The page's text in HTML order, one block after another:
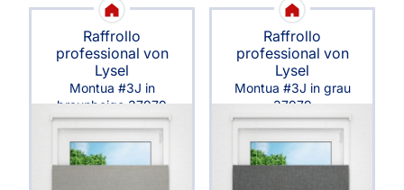
Raffrollo
professional von
Lysel
Montua #3J in
braunbeige 37979
Raffrollo
professional von
Lysel
Montua #3J in grau
37979